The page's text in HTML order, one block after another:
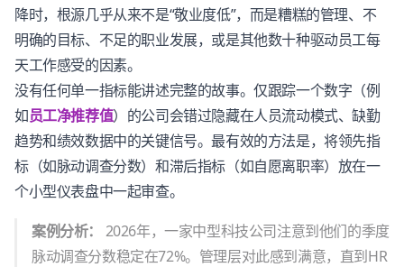
降时，根源几乎从来不是“敬业度低”，而是糟糕的管理、不
明确的目标、不足的职业发展，或是其他数十种驱动员工每
天工作感受的因素。
没有任何单一指标能讲述完整的故事。仅跟踪一个数字（例
如员工净推荐值）的公司会错过隐藏在人员流动模式、缺勤
趋势和绩效数据中的关键信号。最有效的方法是，将领先指
标（如脉动调查分数）和滞后指标（如自愿离职率）放在一
个小型仪表盘中一起审查。
案例分析：
2026年，一家中型科技公司注意到他们的季度
脉动调查分数稳定在72%。管理层对此感到满意，直到HR